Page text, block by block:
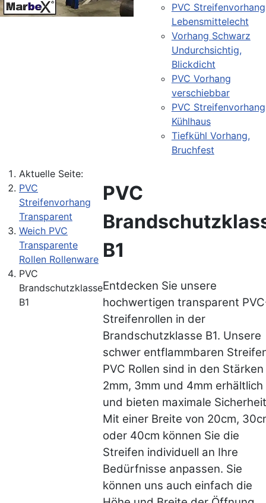
PVC Streifenvorhang
Lebensmittelecht
Vorhang Schwarz
Undurchsichtig,
Blickdicht
PVC Vorhang
verschiebbar
PVC Streifenvorhang
Kühlhaus
Tiefkühl Vorhang,
Bruchfest
Aktuelle Seite:
PVC
Streifenvorhang
Transparent
Weich PVC
Transparente
Rollen Rollenware
PVC
Brandschutzklasse
B1
PVC
B1
Entdecken Sie unsere
hochwertigen transparent
Streifenrollen in der
Brandschutzklasse B1. Unsere
schwer entflammbaren
PVC Rollen sind in den Stärken
2mm, 3mm und 4mm erhältlich
und bieten maximale
Mit einer Breite von 20cm,
oder 40cm können Sie die
Streifen individuell an Ihre
Bedürfnisse anpassen. Sie
können uns auch einfach die